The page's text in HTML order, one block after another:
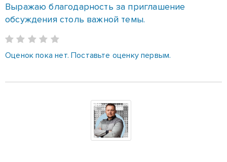
Выражаю благодарность за приглашение
обсуждения столь важной темы.
Оценок пока нет. Поставьте оценку первым.